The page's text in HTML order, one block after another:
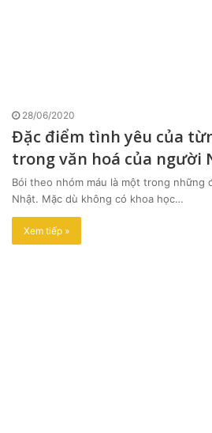
28/06/2020
Đặc điểm tình yêu của
trong văn hoá của người
Bói theo nhóm máu là một trong những
Nhật. Mặc dù không có khoa học…
Xem tiếp »